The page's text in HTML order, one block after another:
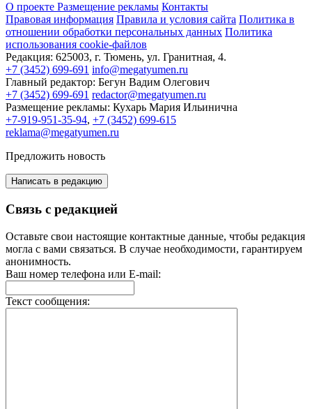
О проекте Размещение рекламы Контакты
Правовая информация Правила и условия сайта Политика в
отношении обработки персональных данных Политика
использования cookie-файлов
Редакция: 625003, г. Тюмень, ул. Гранитная, 4.
+7 (3452) 699-691 info@megatyumen.ru
Главный редактор: Бегун Вадим Олегович
+7 (3452) 699-691 redactor@megatyumen.ru
Размещение рекламы: Кухарь Мария Ильинична
+7-919-951-35-94, +7 (3452) 699-615
reklama@megatyumen.ru
Предложить новость
Написать в редакцию
Связь с редакцией
Оставьте свои настоящие контактные данные, чтобы редакция
могла с вами связаться. В случае необходимости, гарантируем
анонимность.
Ваш номер телефона или E-mail:
Текст сообщения: